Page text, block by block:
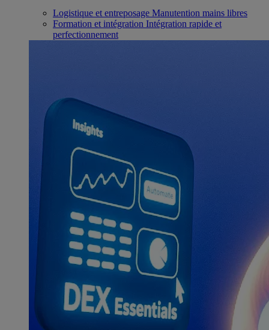
Logistique et entreposage Manutention mains libres
Formation et intégration Intégration rapide et
perfectionnement